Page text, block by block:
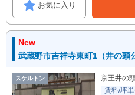
お気に入り
New
武蔵野市吉祥寺東町1（井の頭
スケルトン 京王井の
賃料/坪